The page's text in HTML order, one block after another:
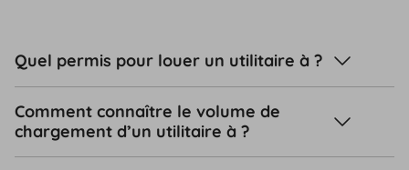
Quel permis pour louer un utilitaire à ?
Comment connaître le volume de
chargement d’un utilitaire à ?